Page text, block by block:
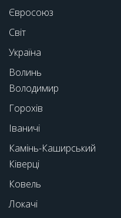
Євросоюз
Світ
Україна
Волинь
Володимир
Горохів
Іваничі
Камінь-Каширський
Ківерці
Ковель
Локачі